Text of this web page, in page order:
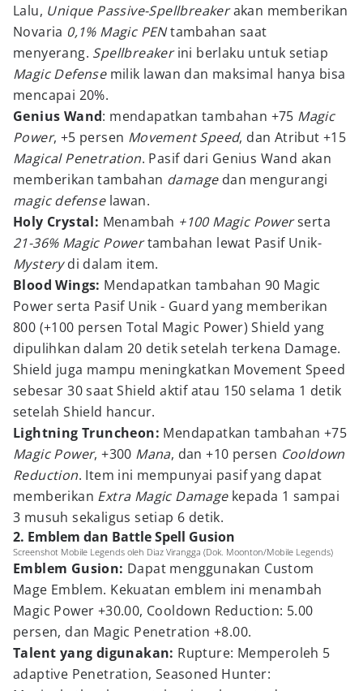
Lalu, Unique Passive-Spellbreakerakan memberikan
Novaria 0,1% Magic PENtambahan saat
menyerang. Spellbreakerini berlaku untuk setiap
Magic Defensemilik lawan dan maksimal hanya bisa
mencapai 20%.
Genius Wand: mendapatkan tambahan +75 Magic
Power, +5 persen Movement Speed, dan Atribut +15
Magical Penetration. Pasif dari Genius Wand akan
memberikan tambahan damage dan mengurangi
magic defenselawan.
Holy Crystal: Menambah +100 Magic Powerserta
21-36% Magic Powertambahan lewat Pasif Unik-
Mysterydi dalam item.
Blood Wings: Mendapatkan tambahan 90 Magic
Power serta Pasif Unik - Guard yang memberikan
800 (+100 persen Total Magic Power) Shield yang
dipulihkan dalam 20 detik setelah terkena Damage.
Shield juga mampu meningkatkan Movement Speed
sebesar 30 saat Shield aktif atau 150 selama 1 detik
setelah Shield hancur.
Lightning Truncheon: Mendapatkan tambahan +75
Magic Power, +300 Mana, dan +10 persen Cooldown
Reduction. Item ini mempunyai pasif yang dapat
memberikan Extra Magic Damagekepada 1 sampai
3 musuh sekaligus setiap 6 detik.
2. Emblem dan Battle Spell Gusion
Screenshot Mobile Legends oleh Diaz Virangga (Dok. Moonton/Mobile Legends)
Emblem Gusion: Dapat menggunakan Custom
Mage Emblem. Kekuatan emblem ini menambah
Magic Power +30.00, Cooldown Reduction: 5.00
persen, dan Magic Penetration +8.00.
Talent yang digunakan: Rupture: Memperoleh 5
adaptive Penetration, Seasoned Hunter: